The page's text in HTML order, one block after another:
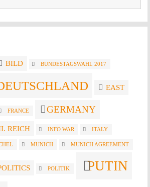
BILD BUNDESTAGSWAHL 2017
EAST
FRANCE GERMANY
REICH INFO WAR ITALY
MUNICH MUNICH AGREEMENT
POLITIK PUTIN